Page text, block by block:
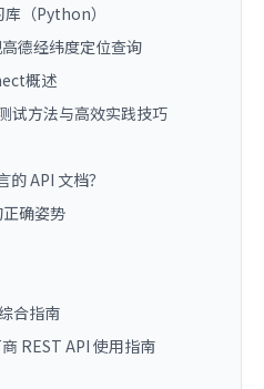
（Python）
德经纬度定位查询
概述
试方法与高效实践技巧
API 文档？
确姿势
合指南
REST API 使用指南